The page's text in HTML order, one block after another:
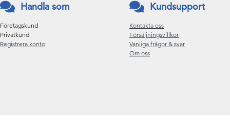
Handla som
Företagskund
Privatkund
Registrera konto
Kundsupport
Kontakta oss
Försäljningsvillkor
Vanliga frågor & svar
Om oss